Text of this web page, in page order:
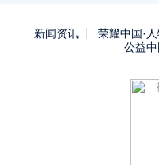
新闻资讯 荣耀中国·
公益中